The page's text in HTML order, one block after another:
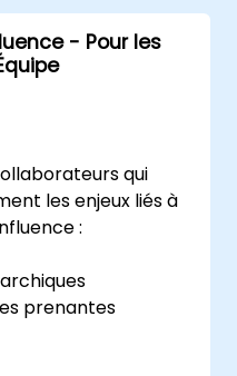
- Pour les
qui
les enjeux liés à
:
prenantes